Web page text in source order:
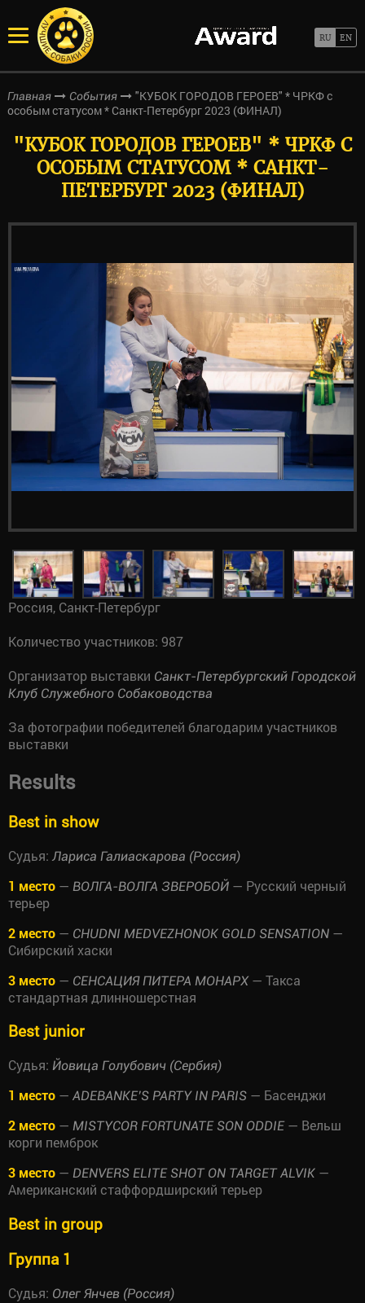
Главная События
"КУБОК ГОРОДОВ ГЕРОЕВ" * ЧРКФ с
особым статусом * Санкт-Петербург 2023 (ФИНАЛ)
"КУБОК ГОРОДОВ ГЕРОЕВ" * ЧРКФ С
ОСОБЫМ СТАТУСОМ * САНКТ-
ПЕТЕРБУРГ 2023 (ФИНАЛ)
Россия, Санкт-Петербург
Количество участников: 987
Организатор выставки Санкт-Петербургский Городской
Клуб Служебного Собаководства
За фотографии победителей благодарим участников
выставки
Results
Best in show
Судья: Лариса Галиаскарова (Россия)
1 место — ВОЛГА-ВОЛГА ЗВЕРОБОЙ — Русский черный
терьер
2 место — CHUDNI MEDVEZHONOK GOLD SENSATION —
Сибирский хаски
3 место — СЕНСАЦИЯ ПИТЕРА МОНАРХ— Такса
стандартная длинношерстная
Best junior
Судья: Йовица Голубович (Сербия)
1 место — ADEBANKE’S PARTY IN PARIS — Басенджи
2 место — MISTYCOR FORTUNATE SON ODDIE — Вельш
корги пемброк
3 место — DENVERS ELITE SHOT ON TARGET ALVIK —
Американский стаффордширский терьер
Best in group
Группа 1
Судья: Олег Янчев (Россия)